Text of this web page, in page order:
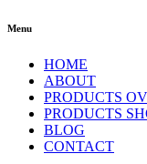
Menu
HOME
ABOUT
PRODUCTS
PRODUCTS
BLOG
CONTACT